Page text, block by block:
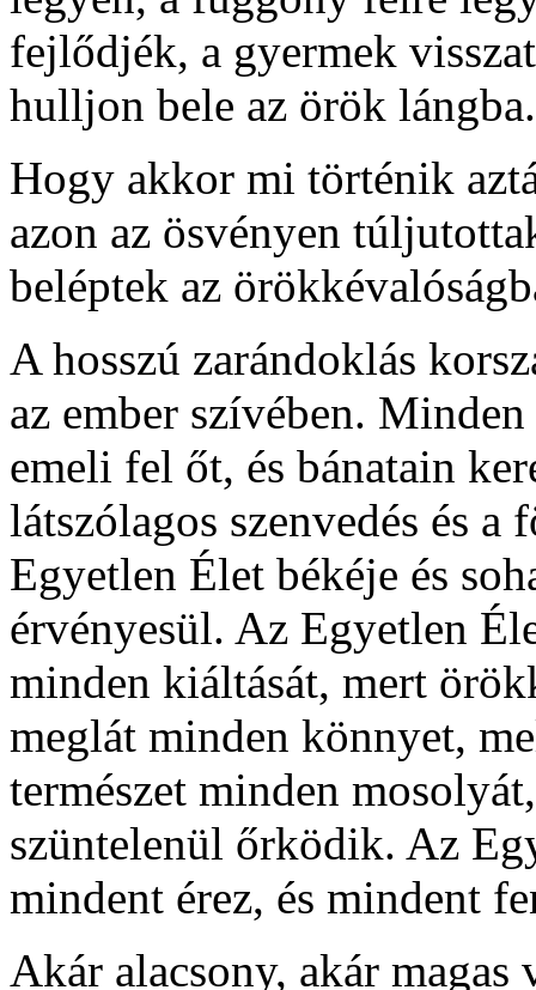
fejlődjék, a gyermek
hulljon bele az örök lángba.
Hogy akkor mi történik
azon az ösvényen
beléptek az
A hosszú zarándoklás
az ember szívében.
emeli fel őt, és bánatain
látszólagos szenvedés és
Egyetlen Élet békéje és
érvényesül. Az Egyetlen
minden kiáltását, mert
meglát minden könnyet,
természet minden
szüntelenül őrködik. Az
mindent érez, és mindent
Akár alacsony, akár